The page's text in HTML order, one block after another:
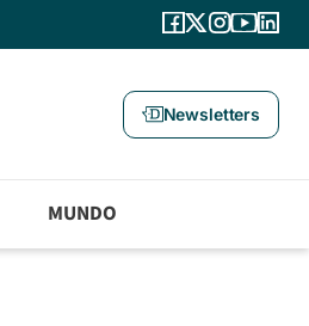
Newsletters
MUNDO